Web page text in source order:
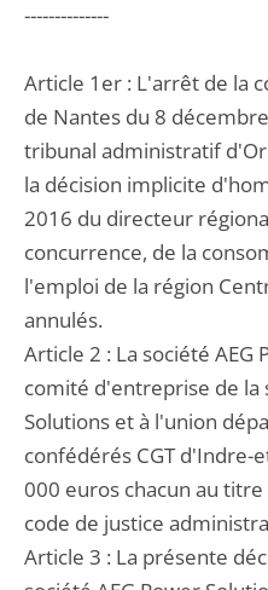
--------------
Article 1er : L'arrêt de la
de Nantes du 8
tribunal administratif
la décision implicite
2016 du directeur
concurrence, de la
l'emploi de la région
annulés.
Article 2 : La société AEG
comité d'entreprise de la
Solutions et à l'union
confédérés CGT d'Indre-
000 euros chacun au
code de justice
Article 3 : La présente